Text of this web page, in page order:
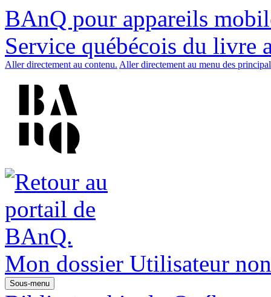
BAnQ pour appareils
Service québécois du livre
Aller directement au contenu. Aller directement au menu des
Mon dossier Utilisateur
Sous-menu